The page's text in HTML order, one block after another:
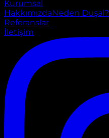
Kurumsal
HakkımızdaNeden Duşal?
Referanslar
İletişim